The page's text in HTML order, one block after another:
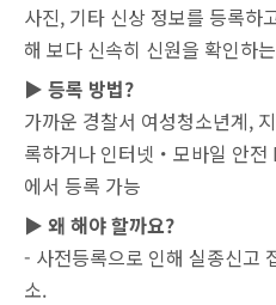
사진, 기타 신상 정보를 등록하
해 보다 신속히 신원을 확인하
▶ 등록 방법?
가까운 경찰서 여성청소년계,
록하거나 인터넷・모바일 안
에서 등록 가능
▶ 왜 해야 할까요?
- 사전등록으로 인해 실종신고
소.